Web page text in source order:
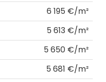
6 195 €/m²
5 613 €/m²
5 650 €/m²
5 681 €/m²